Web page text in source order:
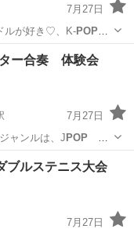
7月27日
ルが好き♡、K-POP
ター合奏 体験会
7月27日
ャンルは、JPOP
ラ…
ワークショップ
ブルステニス大会
7月27日